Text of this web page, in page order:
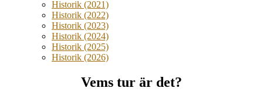
Historik (2021)
Historik (2022)
Historik (2023)
Historik (2024)
Historik (2025)
Historik (2026)
Vems tur är det?